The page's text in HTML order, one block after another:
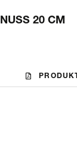
20 CM